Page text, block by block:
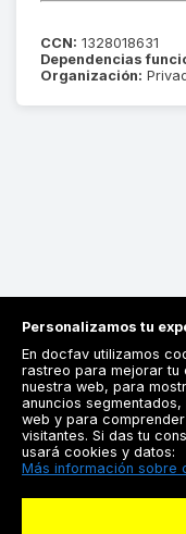
CCN: 1328018631
Dependencias
Organización:
Docfav
Personalizamos tu
En docfav utilizamos
rastreo para mejorar tu
nuestra web, para
anuncios
web y para
visitantes. Si das tu
usará cookies y datos:
Más información sobre